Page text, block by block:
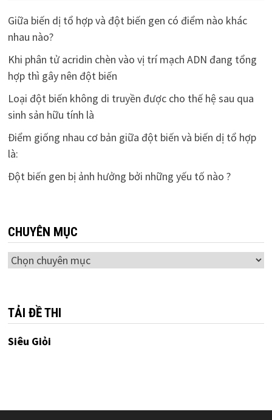
Giữa biến dị tổ hợp và đột biến gen có điểm nào khác
nhau nào?
Khi phân tử acridin chèn vào vị trí mạch ADN đang tổng
hợp thì gây nên đột biến
Loại đột biến không di truyền được cho thế hệ sau qua
sinh sản hữu tính là
Điểm giống nhau cơ bản giữa đột biến và biến dị tổ hợp
là:
Đột biến gen bị ảnh hưởng bởi những yếu tố nào ?
CHUYÊN MỤC
Chuyên
TẢI ĐỀ THI
Siêu Giỏi